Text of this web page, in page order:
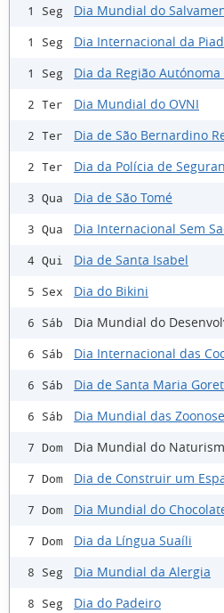
1 Seg Dia Mundial do
1 Seg Dia Internacional da
1 Seg Dia da Região
2 Ter Dia Mundial do OVNI
2 Ter Dia de São Bernardino
2 Ter Dia da Polícia de
3 Qua Dia de São Tomé
3 Qua Dia Internacional Sem
4 Qui Dia de Santa Isabel
5 Sex Dia do Bikini
6 Sáb Dia Mundial do
6 Sáb Dia Internacional das
6 Sáb Dia de Santa Maria
6 Sáb Dia Mundial das
7 Dom Dia Mundial do
7 Dom Dia de Construir um
7 Dom Dia Mundial do
7 Dom Dia da Língua Suaíli
8 Seg Dia Mundial da Alergia
8 Seg Dia do Padeiro